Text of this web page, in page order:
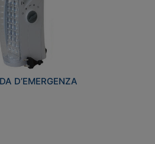
D’EMERGENZA